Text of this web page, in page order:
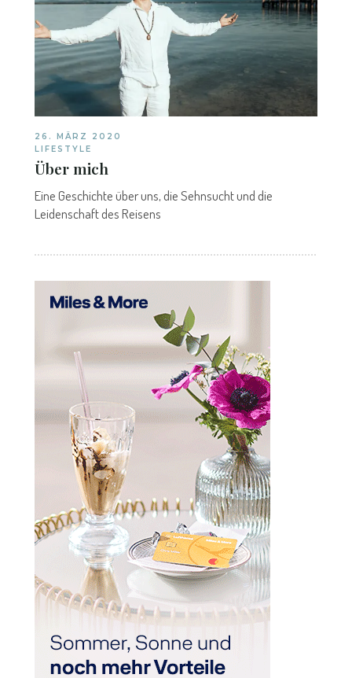
26. MÄRZ 2020
LIFESTYLE
Über mich
Eine Geschichte über uns, die Sehnsucht und die
Leidenschaft des Reisens